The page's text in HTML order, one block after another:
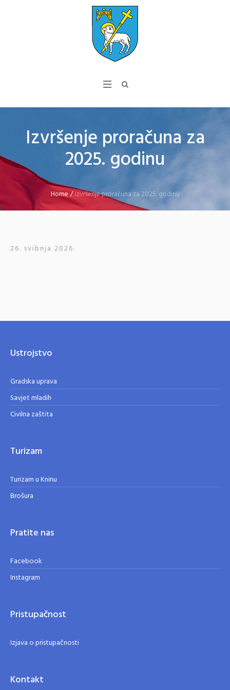
Izvršenje proračuna za
2025. godinu
Home /Izvršenje proračuna za 2025. godinu
26. svibnja 2026.
Ustrojstvo
Gradska uprava
Savjet mladih
Civilna zaštita
Turizam
Turizam u Kninu
Brošura
Pratite nas
Facebook
Instagram
Pristupačnost
Izjava o pristupačnosti
Kontakt